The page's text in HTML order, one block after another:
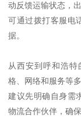
动反馈运输状态，
可通过拨打客服电
据。
从西安到呼和浩
格、网络和服务等
建议先明确自身需
物流合作伙伴，确